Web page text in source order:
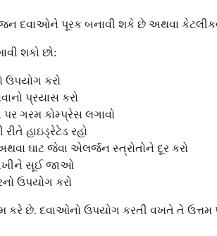
દવાઓને પૂરક બનાવી શકે છે અથવા
શકો છો:
ઉપયોગ કરો
પ્રયાસ કરો
પર ગરમ કોમ્પ્રેસ લગાવો
રીતે હાઇડ્રેટેડ રહો
ઘાટ જેવા એલર્જન સ્ત્રોતોને દૂર કરો
સૂઈ જાઓ
ઉપયોગ કરો
કરે છે. દવાઓનો ઉપયોગ કરતી વખતે તે ઉત્તમ